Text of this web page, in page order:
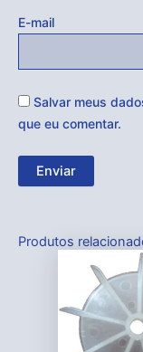
E-mail
Salvar meus
que eu comentar.
Produtos